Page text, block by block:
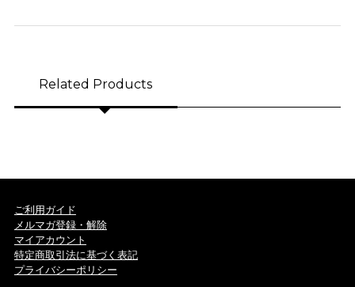
Related Products
ご利用ガイド
メルマガ登録・解除
マイアカウント
特定商取引法に基づく表記
プライバシーポリシー